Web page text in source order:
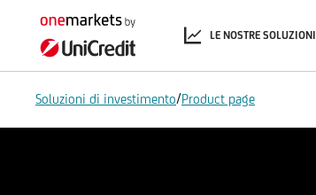
LE NOSTRE SOLUZIONI
Soluzioni di investimento/Product page